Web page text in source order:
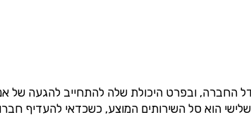
החברה, ובפרט היכולת שלה להתחייב להגעה של
הוא סל השירותים המוצע, כשכדאי להעדיף